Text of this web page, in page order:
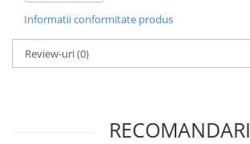
Informatii conformitate produs
Review-uri(0)
RECOMANDARI